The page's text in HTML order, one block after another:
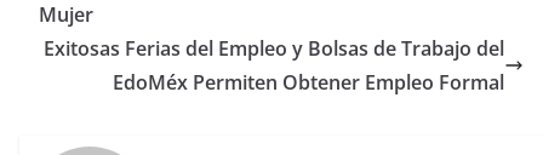
Mujer
Exitosas Ferias del Empleo y Bolsas de Trabajo del
EdoMéx Permiten Obtener Empleo Formal